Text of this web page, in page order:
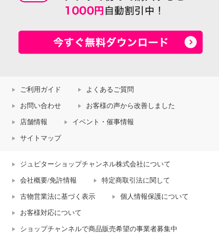
ご利用ガイド よくあるご質問
お問い合わせ お客様の声から改善しました
店舗情報 イベント・催事情報
サイトマップ
ジュピターショップチャンネル株式会社について
会社概要/免許情報 特定商取引法に関して
古物営業法に基づく表示 個人情報保護について
お客様対応について
ショップチャンネルで商品販売希望の事業者募集中